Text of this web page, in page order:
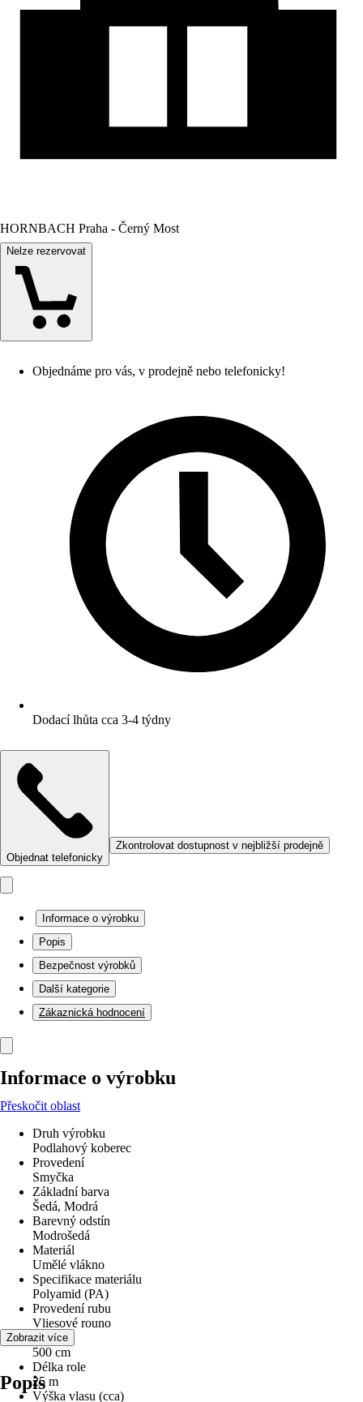
HORNBACH Praha - Černý Most
Nelze rezervovat
Objednáme pro vás, v prodejně nebo telefonicky!
Dodací lhůta cca 3-4 týdny
Objednat telefonicky
Zkontrolovat dostupnost v nejbližší prodejně
Informace o výrobku
Popis
Bezpečnost výrobků
Další kategorie
Zákaznická hodnocení
Informace o výrobku
Přeskočit oblast
Druh výrobku
Podlahový koberec
Provedení
Smyčka
Základní barva
Šedá, Modrá
Barevný odstín
Modrošedá
Materiál
Umělé vlákno
Specifikace materiálu
Polyamid (PA)
Provedení rubu
Vliesové rouno
Šířka
500 cm
Délka role
25 m
Výška vlasu (cca)
Zobrazit více
Popis